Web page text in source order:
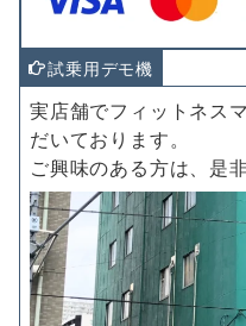
試乗用デモ機
実店舗でフィットネス
だいております。
ご興味のある方は、是